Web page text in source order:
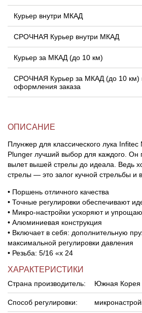
Курьер внутри МКАД
СРОЧНАЯ Курьер внутри МКАД
Курьер за МКАД (до 10 км)
СРОЧНАЯ Курьер за МКАД (до 10 км)
оформления заказа
ОПИСАНИЕ
Плунжер для классического лука Infitec
Plunger лучший выбор для каждого. Он
вылет вышей стрелы до идеала. Ведь
стрелы — это залог кучной стрельбы и
• Поршень отличного качества
• Точные регулировки обеспечивают
• Микро-настройки ускоряют и
• Алюминиевая конструкция
• Включает в себя: дополнительную
максимальной регулировки давления
• Резьба: 5/16 «x 24
ХАРАКТЕРИСТИКИ
Страна производитель: Южная Корея
Способ регулировки: